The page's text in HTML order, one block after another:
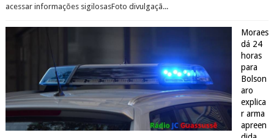
acessar informações sigilosasFoto divulgaçã...
Moraes
dá 24
horas
para
Bolson
aro
explica
r arma
apreen